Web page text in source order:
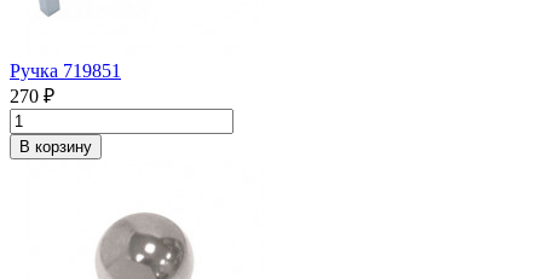
Ручка 719851
270 ₽
В корзину